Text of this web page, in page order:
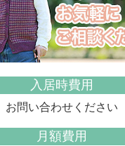
入居時費用
お問い合わせください
月額費用